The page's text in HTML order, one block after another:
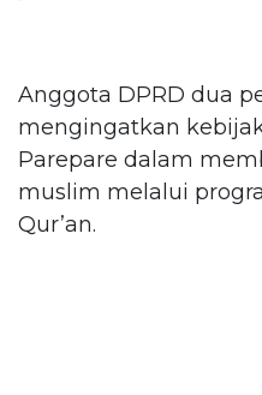
Anggota DPRD dua
mengingatkan
Parepare dalam
muslim melalui
Qur’an.